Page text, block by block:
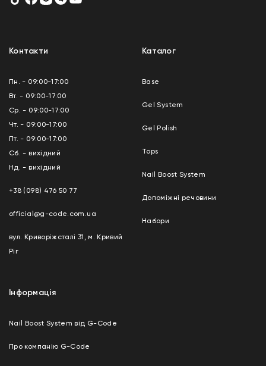
Контакти
Пн. - 09:00-17:00
Вт. - 09:00-17:00
Ср. - 09:00-17:00
Чт. - 09:00-17:00
Пт. - 09:00-17:00
Сб. - вихідний
Нд. - вихідний
+38 (098) 476 50 77
official@g-code.com.ua
вул. Криворіжсталі 31, м. Кривий
Ріг
Каталог
Base
Gel System
Gel Polish
Tops
Nail Boost System
Допоміжні речовини
Набори
Інформація
Nail Boost System від G-Code
Про компанію G-Code